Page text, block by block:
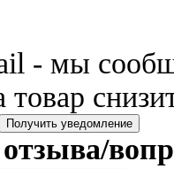
- мы
товар
Получить уведомление